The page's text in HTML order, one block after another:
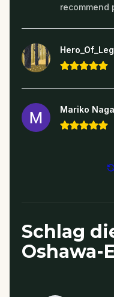
recommend
Mariko
Schlag
Oshawa-